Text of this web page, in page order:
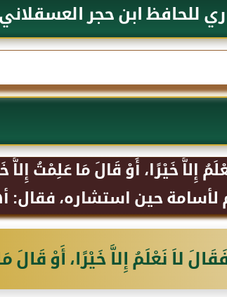
للحافظ ابن حجر العسقلاني
إِلاَّ خَيْرًا، أَوْ قَالَ مَا عَلِمْتُ
حين استشاره، فقال:
لاَ نَعْلَمُ إِلاَّ خَيْرًا، أَوْ قَالَ